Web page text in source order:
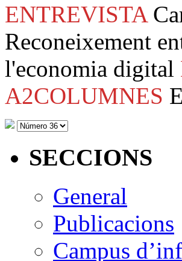
ENTREVISTA
Reconeixement
l'economia digital
A2COLUMNES
SECCIONS
General
Publicacions
Campus